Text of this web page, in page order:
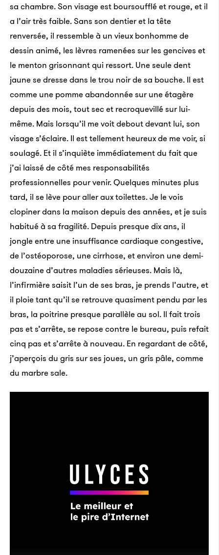
sa chambre. Son visage est boursoufflé et rouge, et il
a l’air très faible. Sans son dentier et la tête
renversée, il ressemble à un vieux bonhomme de
dessin animé, les lèvres ramenées sur les gencives et
le menton grisonnant qui ressort. Une seule dent
jaune se dresse dans le trou noir de sa bouche. Il est
comme une pomme abandonnée sur une étagère
depuis des mois, tout sec et recroquevillé sur lui-
même. Mais lorsqu’il me voit debout devant lui, son
visage s’éclaire. Il est tellement heureux de me voir, si
soulagé. Et il s’inquiète immédiatement du fait que
j’ai laissé de côté mes responsabilités
professionnelles pour venir. Quelques minutes plus
tard, il se lève pour aller aux toilettes. Je le vois
clopiner dans la maison depuis des années, et je suis
habitué à sa fragilité. Depuis presque dix ans, il
jongle entre une insuffisance cardiaque congestive,
de l’ostéoporose, une cirrhose, et environ une demi-
douzaine d’autres maladies sérieuses. Mais là,
l’infirmière saisit l’un de ses bras, je prends l’autre, et
il ploie tant qu’il se retrouve quasiment pendu par les
bras, la poitrine presque parallèle au sol. Il fait trois
pas et s’arrête, se repose contre le bureau, puis refait
cinq pas et s’arrête à nouveau. En regardant de côté,
j’aperçois du gris sur ses joues, un gris pâle, comme
du marbre sale.